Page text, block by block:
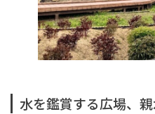
水を鑑賞する広場、